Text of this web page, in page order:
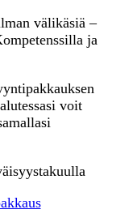
välikäsiä –
ja
voit